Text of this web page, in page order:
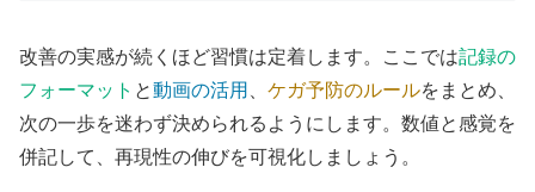
改善の実感が続くほど習慣は定着します。ここでは記録の
フォーマット と動画の活用 ケガ予防のルールをまとめ、
次の一歩を迷わず決められるようにします。数値と感覚を
併記して、再現性の伸びを可視化しましょう。